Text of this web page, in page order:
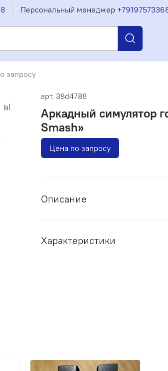
Персональный менеджер
запросу
арт. 38d4788
Аркадный симулятор
Smash»
Цена по запросу
Описание
Характеристики